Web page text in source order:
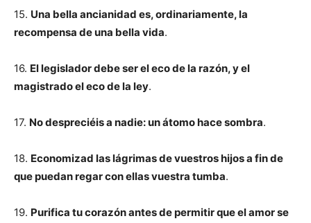
15. Una bella ancianidad es, ordinariamente, la
recompensa de una bella vida.
16. El legislador debe ser el eco de la razón, y el
magistrado el eco de la ley.
17. No despreciéis a nadie: un átomo hace sombra.
18. Economizad las lágrimas de vuestros hijos a fin de
que puedan regar con ellas vuestra tumba.
19. Purifica tu corazón antes de permitir que el amor se